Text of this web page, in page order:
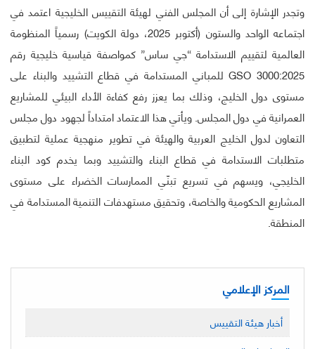
وتجدر الإشارة إلى أن المجلس الفني لهيئة التقييس الخليجية اعتمد في
اجتماعه الواحد والستون (أكتوبر 2025، دولة الكويت) رسمياً المنظومة
العالمية لتقييم الاستدامة “جي ساس” كمواصفة قياسية خليجية رقم
GSO 3000:2025 للمباني المستدامة في قطاع التشييد والبناء على
مستوى دول الخليج، وذلك بما يعزز رفع كفاءة الأداء البيئي للمشاريع
العمرانية في دول المجلس. ويأتي هذا الاعتماد امتداداً لجهود دول مجلس
التعاون لدول الخليج العربية والهيئة في تطوير منهجية عملية لتطبيق
متطلبات الاستدامة في قطاع البناء والتشييد وبما يخدم كود البناء
الخليجي، ويسهم في تسريع تبنّي الممارسات الخضراء على مستوى
المشاريع الحكومية والخاصة، وتحقيق مستهدفات التنمية المستدامة في
المنطقة.
المركز الإعلامي
أخبار هيئة التقييس